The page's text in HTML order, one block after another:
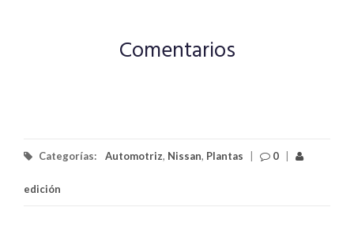
Comentarios
Categorías: Automotriz, Nissan, Plantas 0
edición